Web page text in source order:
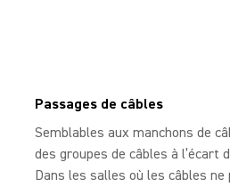
Passages de câbles
Semblables aux manchons de
des groupes de câbles à l’écart
Dans les salles où les câbles